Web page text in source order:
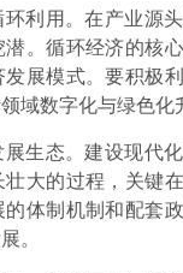
利用。在产业源
。循环经济的核
展模式。要积极
域数字化与绿色化
生态。建设现代
大的过程，关键
体制机制和配套
。